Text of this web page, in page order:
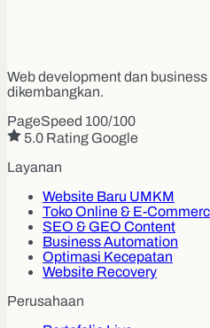
Web development dan
dikembangkan.
PageSpeed 100/100
5.0 Rating Google
Layanan
Website Baru UMKM
Toko Online & E-
SEO & GEO Content
Business Automation
Optimasi Kecepatan
Website Recovery
Perusahaan